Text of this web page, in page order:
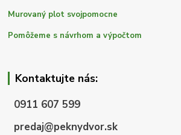
Murovaný plot svojpomocne
Pomôžeme s návrhom a výpočtom
Kontaktujte nás:
0911 607 599
predaj@peknydvor.sk